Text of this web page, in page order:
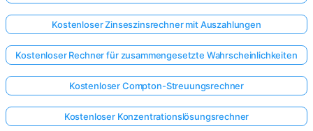
Kostenloser Zinseszinsrechner mit Auszahlungen
Kostenloser Rechner für zusammengesetzte Wahrscheinlichkeiten
Kostenloser Compton-Streuungsrechner
Kostenloser Konzentrationslösungsrechner